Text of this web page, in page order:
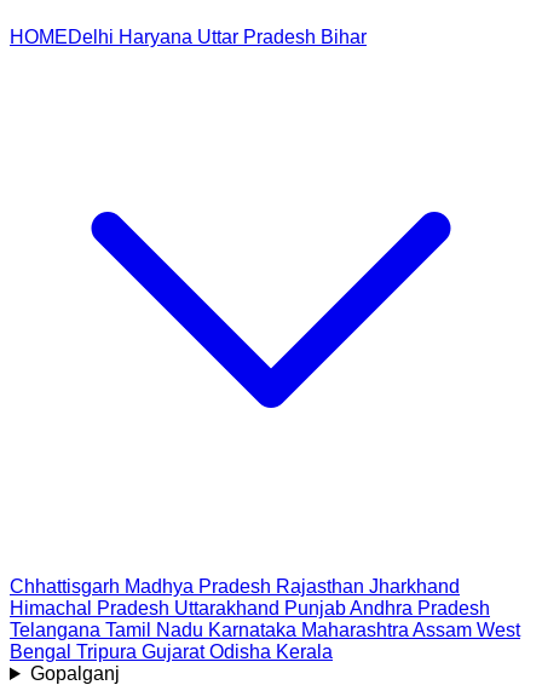
HOMEDelhi Haryana Uttar Pradesh Bihar
Chhattisgarh Madhya Pradesh Rajasthan Jharkhand
Himachal Pradesh Uttarakhand PunjabAndhra Pradesh
Telangana Tamil Nadu Karnataka Maharashtra Assam West
Bengal Tripura Gujarat Odisha Kerala
Gopalganj